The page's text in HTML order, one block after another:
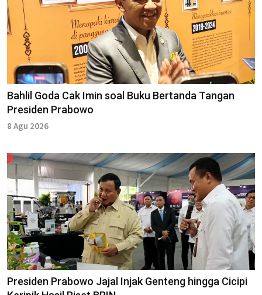
Bahlil Goda Cak Imin soal Buku Bertanda Tangan
Presiden Prabowo
8 Agu 2026
Presiden Prabowo Jajal Injak Genteng hingga Cicipi